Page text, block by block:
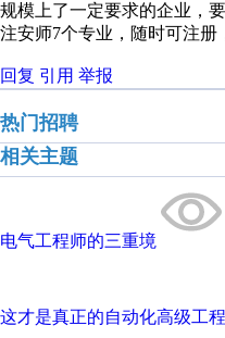
规模上了一定要求的企业，
注安师7个专业，随时可注册
回复 引用 举报
热门招聘
相关主题
电气工程师的三重境
这才是真正的自动化高级工